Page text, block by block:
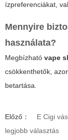
ízpreferenciákat,
Mennyire
használata?
Megbízható vape
csökkenthetők,
betartása.
Előző：
E Cigi
legjobb választás